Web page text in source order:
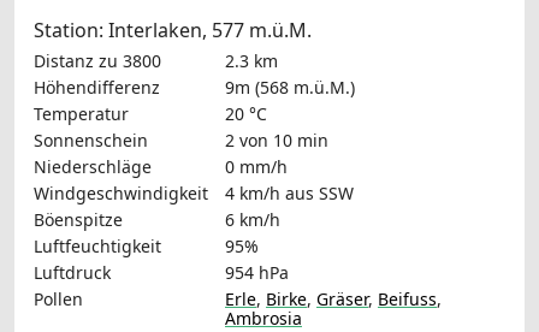
Station: Interlaken, 577 m.ü.M.
Distanz zu 3800
2.3 km
Höhendifferenz
9m (568 m.ü.M.)
Temperatur
20 °C
Sonnenschein
2 von 10 min
Niederschläge
0 mm/h
Windgeschwindigkeit
4 km/h aus SSW
Böenspitze
6 km/h
Luftfeuchtigkeit
95%
Luftdruck
954 hPa
Pollen
Erle, Birke, Gräser, Beifuss,
Ambrosia